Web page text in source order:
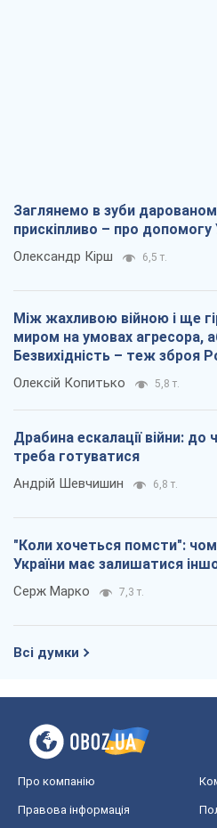
Заглянемо в зуби
прискіпливо – про допомогу
Олександр Кірш 6,5 т.
Між жахливою війною і ще
миром на умовах агресора,
Безвихідність – теж зброя
Олексій Копитько 5,8 т.
Драбина ескалації війни: до
треба готуватися
Андрій Шевчишин 6,8 т.
"Коли хочеться помсти":
України має залишатися
Серж Марко 7,3 т.
Всі думки
Про компанію
Правова інформація